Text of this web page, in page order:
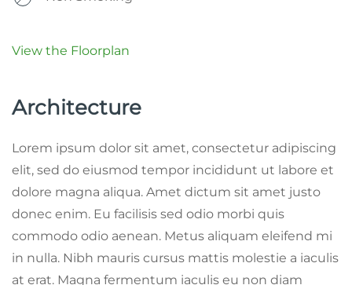
View the Floorplan
Architecture
Lorem ipsum dolor sit amet, consectetur adipiscing
elit, sed do eiusmod tempor incididunt ut labore et
dolore magna aliqua. Amet dictum sit amet justo
donec enim. Eu facilisis sed odio morbi quis
commodo odio aenean. Metus aliquam eleifend mi
in nulla. Nibh mauris cursus mattis molestie a iaculis
at erat. Magna fermentum iaculis eu non diam